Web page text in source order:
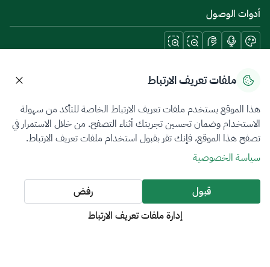
أدوات الوصول
حمل تطبيقات الجوال
سياسة الخصوصية شروط الاستخدام خريطة الموقع
جميع الحقوق محفوظة 2026 © ZATCA.GOV.SA
تم تطويره وصيانته بواسطة هيئة الزكاة والضريبة والجمارك
ملفات تعريف الارتباط
هذا الموقع يستخدم ملفات تعريف الارتباط الخاصة للتأكد من سهولة
الاستخدام وضمان تحسين تجربتك أثناء التصفح. من خلال الاستمرار في
تصفح هذا الموقع، فإنك تقر بقبول استخدام ملفات تعريف الارتباط.
سياسة الخصوصية
قبول
رفض
إدارة ملفات تعريف الارتباط